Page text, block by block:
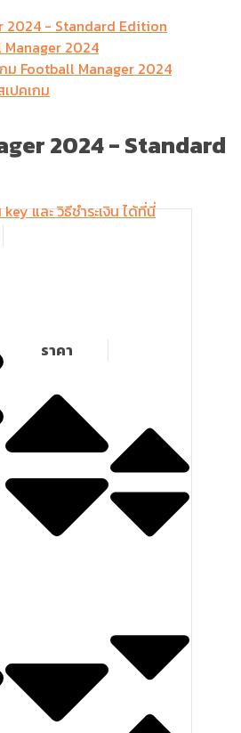
2024 - Standard Edition
2024
กม Football Manager 2024
ปคเกม
2024 -Standard
และ วิธีชำระเงิน ได้ที่นี่
ราคา